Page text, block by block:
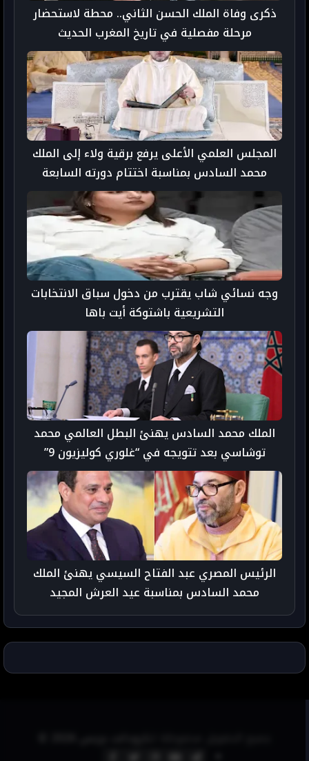
ذكرى وفاة الملك الحسن الثاني.. محطة لاستحضار
مرحلة مفصلية في تاريخ المغرب الحديث
المجلس العلمي الأعلى يرفع برقية ولاء إلى الملك
محمد السادس بمناسبة اختتام دورته السابعة
والثلاثين - taroudant press
وجه نسائي شاب يقترب من دخول سباق الانتخابات
التشريعية باشتوكة أيت باها
الملك محمد السادس يهنئ البطل العالمي محمد
توشاسي بعد تتويجه في “غلوري كوليزيون 9”
الرئيس المصري عبد الفتاح السيسي يهنئ الملك
محمد السادس بمناسبة عيد العرش المجيد